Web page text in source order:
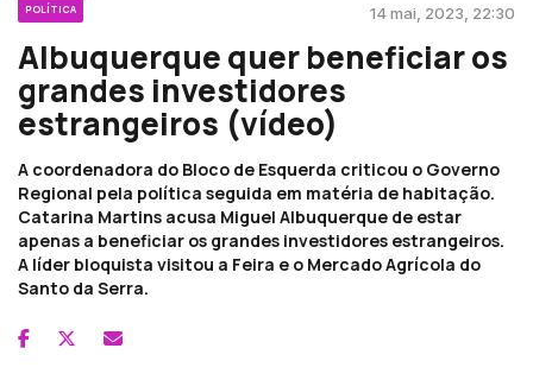
POLÍTICA 14 mai, 2023, 22:30
Albuquerque quer beneficiar os
grandes investidores
estrangeiros (vídeo)
A coordenadora do Bloco de Esquerda criticou o Governo
Regional pela política seguida em matéria de habitação.
Catarina Martins acusa Miguel Albuquerque de estar
apenas a beneficiar os grandes investidores estrangeiros.
A líder bloquista visitou a Feira e o Mercado Agrícola do
Santo da Serra.